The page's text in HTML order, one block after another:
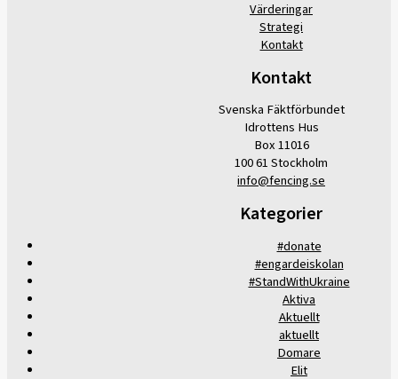
Värderingar
Strategi
Kontakt
Kontakt
Svenska Fäktförbundet
Idrottens Hus
Box 11016
100 61 Stockholm
info@fencing.se
Kategorier
#donate
#engardeiskolan
#StandWithUkraine
Aktiva
Aktuellt
aktuellt
Domare
Elit